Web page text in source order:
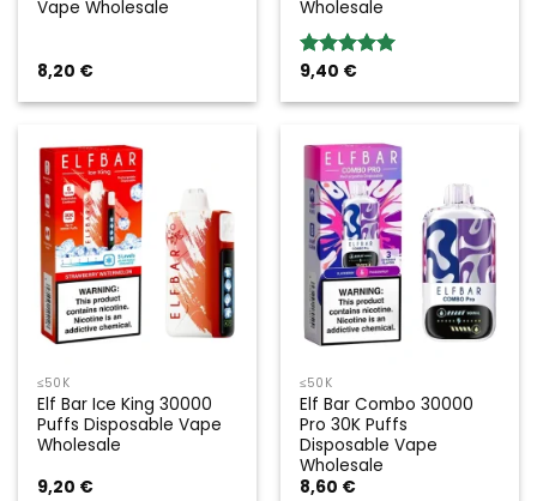
Vape Wholesale
8,20 €
Wholesale
Rated5.00
9,40 €
≤50K
Elf Bar Ice King 30000
Puffs Disposable Vape
Wholesale
9,20 €
≤50K
Elf Bar Combo 30000
Pro 30K Puffs
Disposable Vape
Wholesale
8,60 €